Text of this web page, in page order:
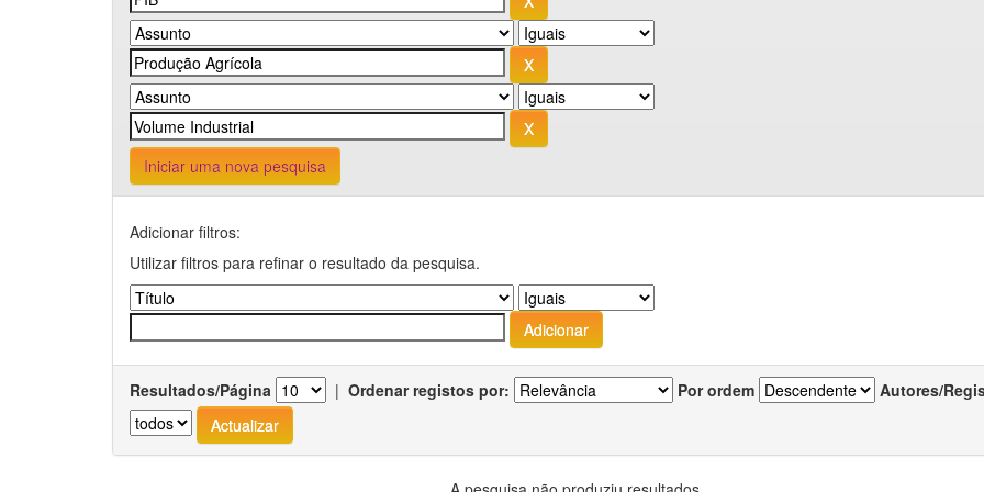
Iniciar uma nova pesquisa
Adicionar filtros:
Utilizar filtros para refinar o resultado da pesquisa.
Resultados/Página | Ordenar registos por: Por ordem Autores/